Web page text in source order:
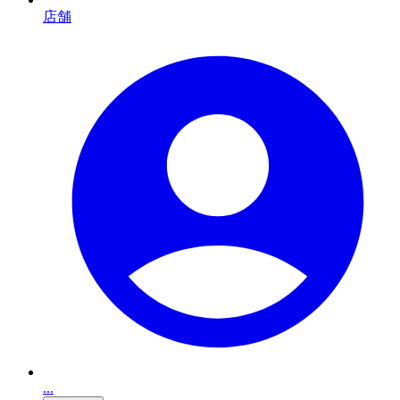
店舗
...